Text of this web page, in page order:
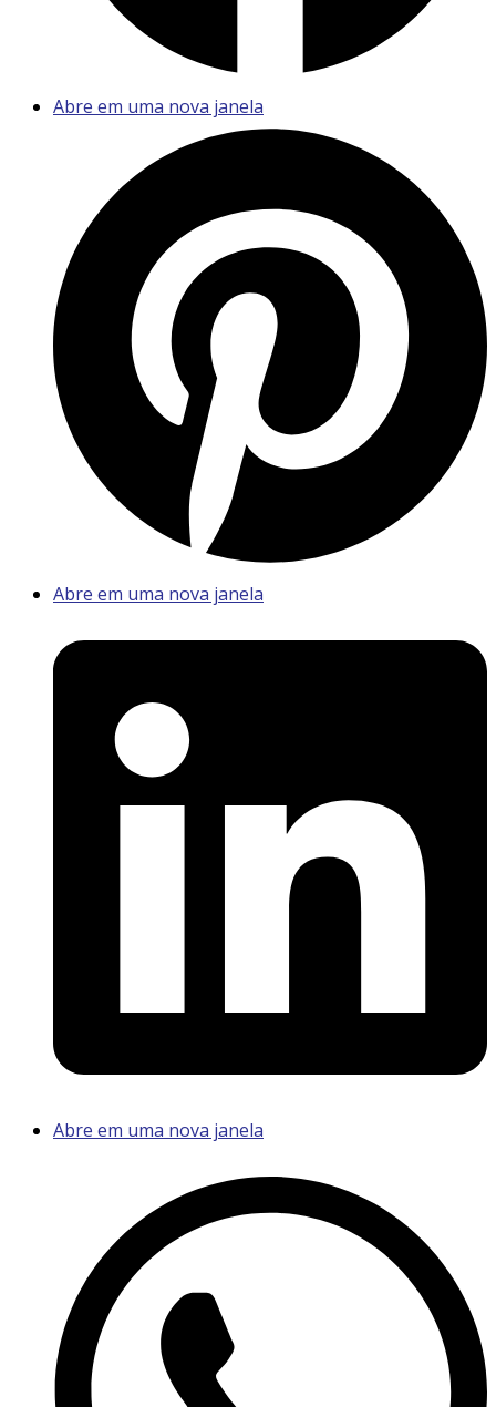
Abre em uma nova janela
Abre em uma nova janela
Abre em uma nova janela